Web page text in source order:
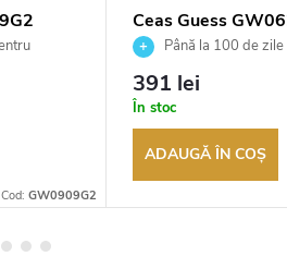
Cod: GW0909G2
Ceas Guess
Până la 100 de
returnarea bunurilor.
autorizat
391 lei
În stoc
ADAUGĂ ÎN COŞ